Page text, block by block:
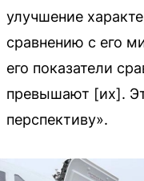
улучшение
сравнению с его
его показатели
превышают [их].
перспективу».